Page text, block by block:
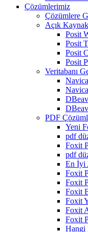
Çözümlerimiz
Çözümlere
Açık
Posit
Posit
Posit
Posit
Veritabanı
PDF
Yeni
pdf
Foxit
pdf
En İyi
Foxit
Foxit
Foxit
Foxit
Foxit
Foxit
Hangi